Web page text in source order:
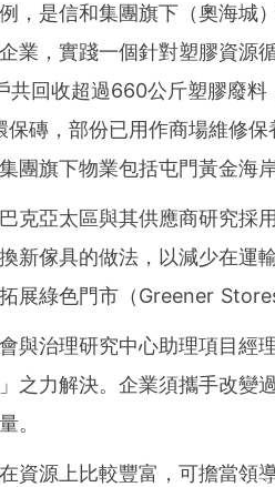
，是信和集團旗下（奧海城
業，實踐一個針對塑膠資
共回收超過660公斤塑膠廢料
保磚，部份已用作商場維修
團旗下物業包括屯門黃金海
克亞太區與其供應商研究採
新傢具的做法，以減少在運
展綠色門市（Greener Stores
與治理研究中心助理項目經
之力解決。企業須攜手改變
。
資源上比較豐富，可擔當領